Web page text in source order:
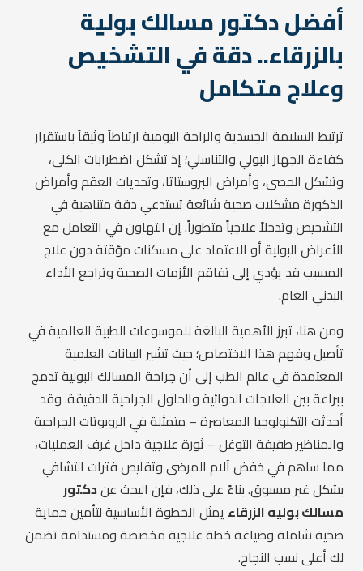
أفضل دكتور مسالك بولية
بالزرقاء.. دقة في التشخيص
وعلاج متكامل
ترتبط السلامة الجسدية والراحة اليومية ارتباطاً وثيقاً باستقرار
كفاءة الجهاز البولي والتناسلي؛ إذ تشكل اضطرابات الكلى،
وتشكل الحصى، وأمراض البروستاتا، وتحديات العقم وأمراض
الذكورة مشكلات صحية شائعة تستدعي دقة متناهية في
التشخيص وتدخلاً علاجياً متطوراً. إن التهاون في التعامل مع
الأعراض البولية أو الاعتماد على مسكنات مؤقتة دون علاج
المسبب قد يؤدي إلى تفاقم الأزمات الصحية وتراجع الأداء
البدني العام.
ومن هنا، تبرز الأهمية البالغة للموسوعات الطبية العالمية في
تأصيل وفهم هذا الاختصاص؛ حيث تشير البيانات العلمية
المعتمدة في عالم الطب إلى أن جراحة المسالك البولية تدمج
ببراعة بين العلاجات الدوائية والحلول الجراحية الدقيقة. وقد
أحدثت التكنولوجيا المعاصرة – متمثلة في الروبوتات الجراحية
والمناظير طفيفة التوغل – ثورة علاجية داخل غرف العمليات،
مما ساهم في خفض آلام المرضى وتقليص فترات التشافي
بشكل غير مسبوق. بناءً على ذلك، فإن البحث عندكتور
مسالك بوليه الزرقاء يمثل الخطوة الأساسية لتأمين حماية
صحية شاملة وصياغة خطة علاجية مخصصة ومستدامة تضمن
لك أعلى نسب النجاح.